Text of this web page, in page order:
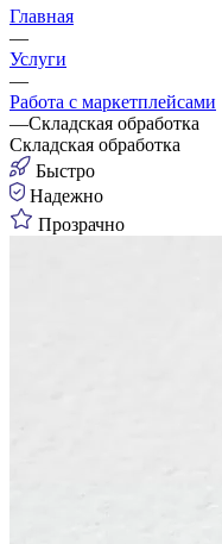
Главная
—
Услуги
—
Работа с маркетплейсами
—Складская обработка
Складская обработка
Быстро
Надежно
Прозрачно